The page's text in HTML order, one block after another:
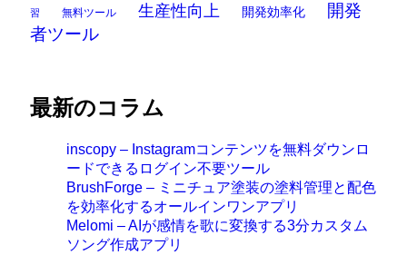
習 無料ツール 生産性向上 開発効率化
開発
者ツール
最新のコラム
inscopy – Instagramコンテンツを無料ダウンロ
ードできるログイン不要ツール
BrushForge – ミニチュア塗装の塗料管理と配色
を効率化するオールインワンアプリ
Melomi – AIが感情を歌に変換する3分カスタム
ソング作成アプリ